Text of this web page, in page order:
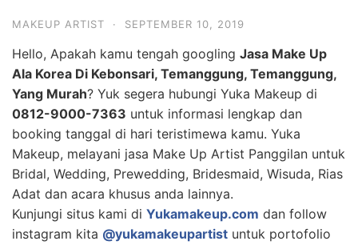
MAKEUP ARTIST · SEPTEMBER 10, 2019
Hello, Apakah kamu tengah googling Jasa Make Up
Ala Korea Di Kebonsari, Temanggung, Temanggung,
Yang Murah? Yuk segera hubungi Yuka Makeup di
0812-9000-7363 untuk informasi lengkap dan
booking tanggal di hari teristimewa kamu. Yuka
Makeup, melayani jasa Make Up Artist Panggilan untuk
Bridal, Wedding, Prewedding, Bridesmaid, Wisuda, Rias
Adat dan acara khusus anda lainnya.
Kunjungi situs kami di Yukamakeup.com dan follow
instagram kita @yukamakeupartist untuk portofolio